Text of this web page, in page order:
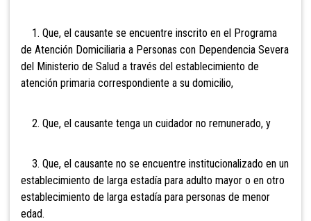
1. Que, el causante se encuentre inscrito en el Programa
de Atención Domiciliaria a Personas con Dependencia Severa
del Ministerio de Salud a través del establecimiento de
atención primaria correspondiente a su domicilio,
2. Que, el causante tenga un cuidador no remunerado, y
3. Que, el causante no se encuentre institucionalizado en un
establecimiento de larga estadía para adulto mayor o en otro
establecimiento de larga estadía para personas de menor
edad.